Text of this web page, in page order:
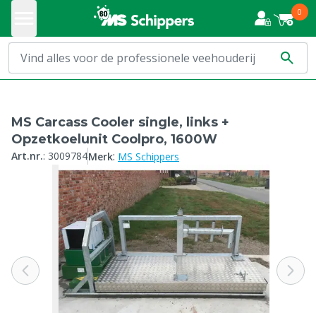
0
MS Carcass Cooler single, links +
Opzetkoelunit Coolpro, 1600W
Art.nr.: 3009784Merk: MS Schippers